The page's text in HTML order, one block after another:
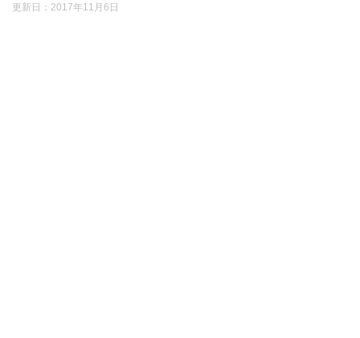
更新日： 2017年11月6日